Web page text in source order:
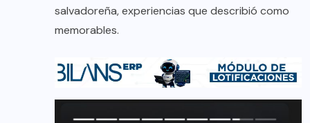
salvadoreña, experiencias que describió como
memorables.